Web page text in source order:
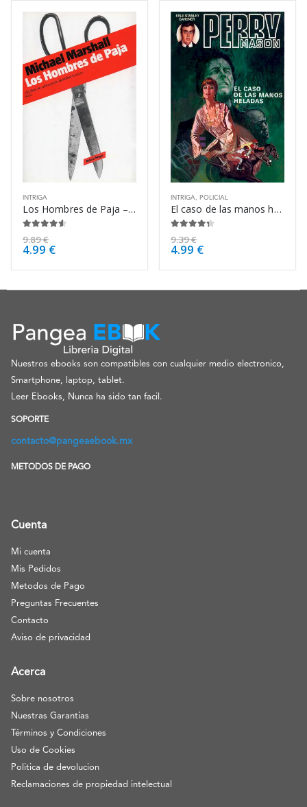
INTRIGA
Los Hombres de Paja – Michael Marshall Smith
9.89€
4.99 €
INTRIGA POLICIAL
El caso de las manos heladas – Erle Stanley Gardner
9.39€
4.99 €
Nuestros ebooks son compatibles con cualquier medio electronico,
Smartphone, laptop, tablet.
Leer Ebooks, Nunca ha sido tan facil.
SOPORTE
contacto@pangeaebook.mx
METODOS DE PAGO
Cuenta
Mi cuenta
Mis Pedidos
Metodos de Pago
Preguntas Frecuentes
Contacto
Aviso de privacidad
Acerca
Sobre nosotros
Nuestras Garantías
Términos y Condiciones
Uso de Cookies
Politica de devolucion
Reclamaciones de propiedad intelectual